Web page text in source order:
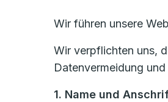
Wir führen unsere
Wir verpflichten uns,
Datenvermeidung
1. Name und